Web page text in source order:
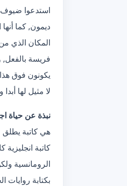
استدعوا ضيوف
ديمون, كما
المكان الذي
فريسة بالفعل,
يكونون فوق
لا مثيل لها
نبذة عن حياة
هي كاتبة يطلق
كاتبة
الرومانسية
بكتابة روايات